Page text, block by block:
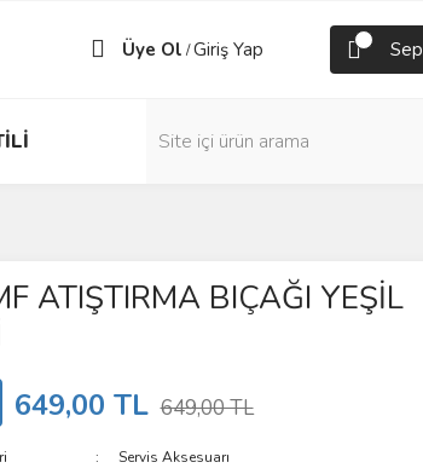
Üye Ol /Giriş Yap
ATIŞTIRMA BIÇAĞI YEŞİL
649,00 TL 649,00 TL
Servis Aksesuarı